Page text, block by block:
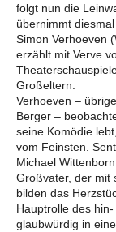
folgt nun die
übernimmt
Simon Verhoeven
erzählt mit Verve
Großeltern.
Verhoeven –
Berger –
seine Komödie
vom Feinsten.
Michael
Großvater, der mit
bilden das
Hauptrolle des
glaubwürdig in